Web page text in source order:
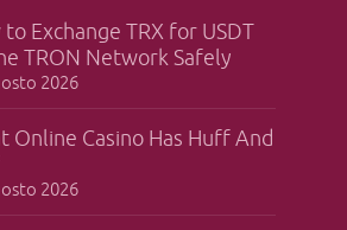
to Exchange TRX for USDT
TRON Network Safely
2026
Online Casino Has Huff And
2026